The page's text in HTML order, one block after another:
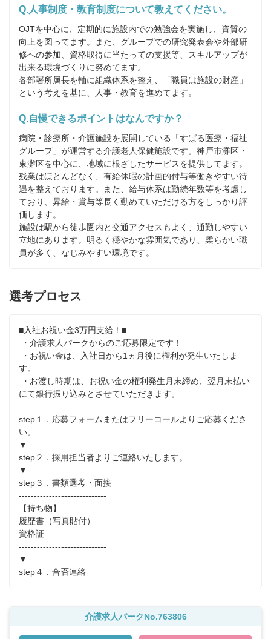
Q.人事制度・教育制度について教えてください。
OJTを中心に、定期的に施設内での勉強会を実施し、資質の
向上を図ってます。また、グループでの研究発表会や外部研
修への参加、資格取得に当たっての支援等、スキルアップが
出来る環境づくりに努めてます。
各部署所属長を軸に組織体系を整え、「職員は施設の財産」
という考えを基に、人事・教育を進めてます。
Q.自慢できるポイントはなんですか？
病院・診療所・介護施設を展開している「すばる医療・福祉
グループ」が運営する介護老人保健施設です。神戸市灘区・
東灘区を中心に、地域に根ざしたサービスを提供してます。
残業はほとんどなく、有給休暇の計画的付与等働きやすい待
遇を整えております。また、給与体系は勤続年数等を考慮し
ており、昇給・賞与等長く勤めていただける方をしっかり評
価します。
施設は駅から徒歩圏内と交通アクセスもよく、通勤しやすい
立地にあります。明るく穏やかな雰囲気であり、柔らかい職
員が多く、なじみやすい環境です。
選考プロセス
■入社お祝い金3万円支給！■
す。
にて銀行振り込みとさせていただきます。
step１．応募フォームまたはフリーコールよりご応募くださ
い。
▼
step２．採用担当者よりご連絡いたします。
▼
step３．書類選考・面接
-----------------------------
【持ち物】
履歴書（写真貼付）
資格証
-----------------------------
▼
介護求人パークNo.763806